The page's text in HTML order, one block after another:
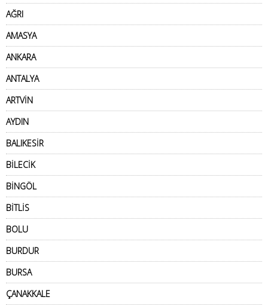
AĞRI
AMASYA
ANKARA
ANTALYA
ARTVİN
AYDIN
BALIKESİR
BİLECİK
BİNGÖL
BİTLİS
BOLU
BURDUR
BURSA
ÇANAKKALE